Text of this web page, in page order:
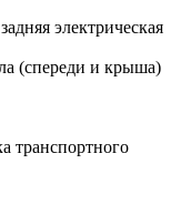
электрическая
(спереди и крыша)
транспортного